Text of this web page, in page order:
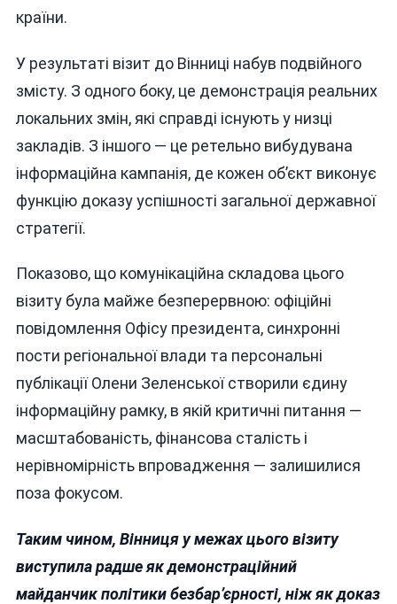
країни.
У результаті візит до Вінниці набув подвійного
змісту. З одного боку, це демонстрація реальних
локальних змін, які справді існують у низці
закладів. З іншого — це ретельно вибудувана
інформаційна кампанія, де кожен об’єкт виконує
функцію доказу успішності загальної державної
стратегії.
Показово, що комунікаційна складова цього
візиту була майже безперервною: офіційні
повідомлення Офісу президента, синхронні
пости регіональної влади та персональні
публікації Олени Зеленської створили єдину
інформаційну рамку, в якій критичні питання —
масштабованість, фінансова сталість і
нерівномірність впровадження — залишилися
поза фокусом.
Таким чином, Вінниця у межах цього візиту
виступила радше як демонстраційний
майданчик політики безбар’єрності, ніж як доказ